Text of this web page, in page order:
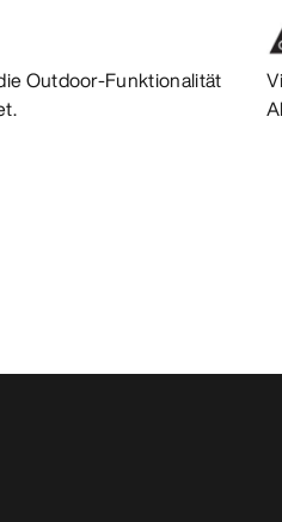
Outdoor-Funktionalität